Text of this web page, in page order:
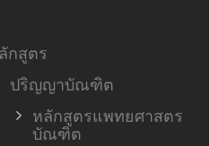
กสูตร
ปริญญาบัณฑิต
หลักสูตรแพทยศาสตร
บัณฑิต